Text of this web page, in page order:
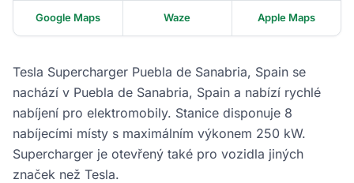
Tesla Supercharger Puebla de Sanabria, Spain se
nachází v Puebla de Sanabria, Spain a nabízí rychlé
nabíjení pro elektromobily. Stanice disponuje 8
nabíjecími místy s maximálním výkonem 250 kW.
Supercharger je otevřený také pro vozidla jiných
značek než Tesla.
Google Maps Waze Apple Maps